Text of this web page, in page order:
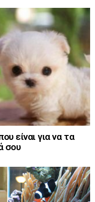
είναι για να τα
σου